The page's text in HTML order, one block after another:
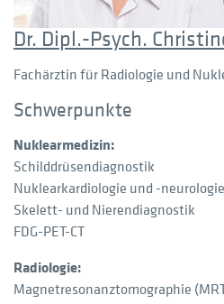
Dr. Dipl.-Psych.
Fachärztin für Radiologie und
Schwerpunkte
Nuklearmedizin:
Schilddrüsendiagnostik
Nuklearkardiologie und -neurologie
Skelett- und Nierendiagnostik
FDG-PET-CT
Radiologie:
Magnetresonanztomographie